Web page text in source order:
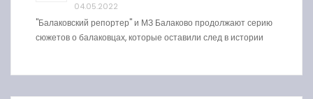
04.05.2022
"Балаковский репортер" и МЗ Балаково продолжают серию
сюжетов о балаковцах, которые оставили след в истории